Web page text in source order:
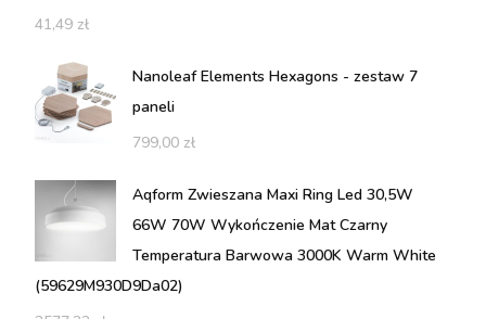
41,49 zł
Nanoleaf Elements Hexagons - zestaw 7
paneli
799,00 zł
Aqform Zwieszana Maxi Ring Led 30,5W
66W 70W Wykończenie Mat Czarny
Temperatura Barwowa 3000K Warm White
(59629M930D9Da02)